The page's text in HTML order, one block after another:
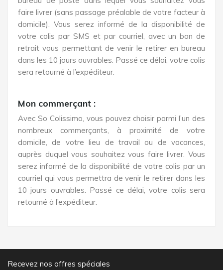
faire livrer (sans passage préalable de votre facteur à
domicile). Vous serez informé de la disponibilité de
votre colis par SMS et par courriel, avec un bon de
retrait vous permettant de venir le retirer en bureau
dans les 10 jours ouvrables. Passé ce délai, votre colis
sera retourné à l’expéditeur.
Mon commerçant :
Avec So Colissimo, vous pouvez choisir parmi l’un des
nombreux commerçants, à proximité de votre
domicile, de votre lieu de travail ou de vacances,
auprès duquel vous souhaitez vous faire livrer. Vous
serez informé de la disponibilité de votre colis par un
courriel qui vous permettra de venir le retirer dans les
10 jours ouvrables. Passé ce délai, votre colis sera
retourné à l’expéditeur.
Recevez nos offres spéciales